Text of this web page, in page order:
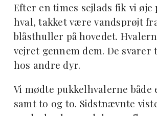
Efter en times sejlads fik vi øje
hval, takket være vandsprøjt
blåsthuller på hovedet.
vejret gennem dem. De
hos andre dyr.
Vi mødte pukkelhvalerne både
samt to og to. Sidstnævnte